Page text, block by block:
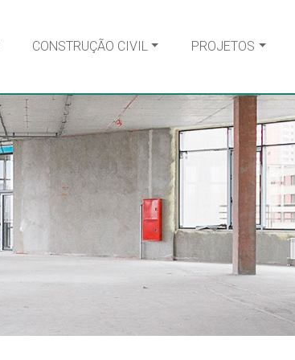
CONSTRUÇÃO CIVIL PROJETOS